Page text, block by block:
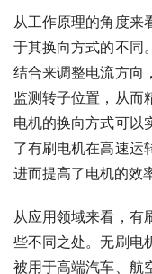
从工作原理的角度来
于其换向方式的不同
结合来调整电流方向
监测转子位置，从而
电机的换向方式可以
了有刷电机在高速运
进而提高了电机的效
从应用领域来看，有
些不同之处。无刷电
被用于高端汽车、航